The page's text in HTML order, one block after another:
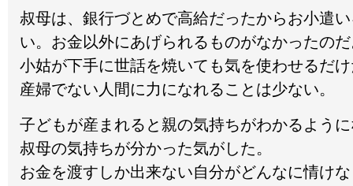
叔母は、銀行づとめで高給だったからお小遣
い。お金以外にあげられるものがなかったの
小姑が下手に世話を焼いても気を使わせるだ
産婦でない人間に力になれることは少ない。
子どもが産まれると親の気持ちがわかるよう
叔母の気持ちが分かった気がした。
お金を渡すしか出来ない自分がどんなに情け